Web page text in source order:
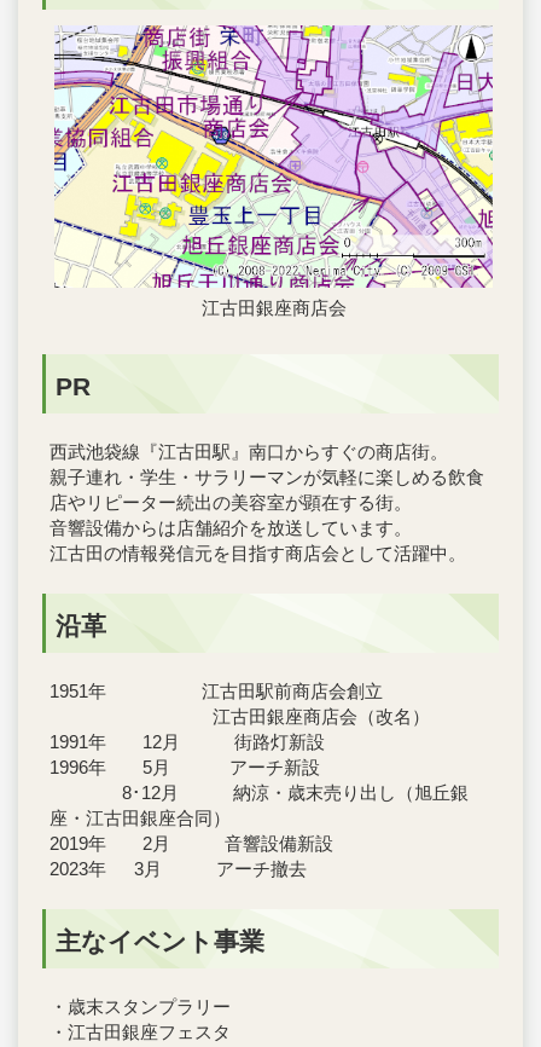
江古田銀座商店会
PR
西武池袋線『江古田駅』南口からすぐの商店街。
親子連れ・学生・サラリーマンが気軽に楽しめる飲食
店やリピーター続出の美容室が顕在する街。
音響設備からは店舗紹介を放送しています。
江古田の情報発信元を目指す商店会として活躍中。
沿革
1951年 江古田駅前商店会創立
江古田銀座商店会（改名）
1991年 12月 街路灯新設
1996年 5月 アーチ新設
8･12月 納涼・歳末売り出し（旭丘銀
座・江古田銀座合同）
2019年 2月 音響設備新設
2023年 3月 アーチ撤去
主なイベント事業
・歳末スタンプラリー
・江古田銀座フェスタ